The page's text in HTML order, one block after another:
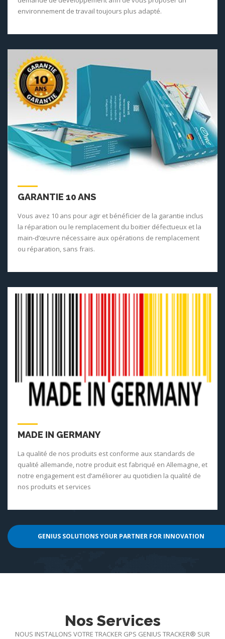
environnement de travail toujours plus adapté.
GARANTIE 10 ANS
Vous avez 10 ans pour agir et bénéficier de la garantie inclus
la réparation ou le remplacement du boitier défectueux et la
main-d’œuvre nécessaire aux opérations de remplacement
ou réparation, sans frais.
MADE IN GERMANY
La qualité de nos produits est conforme aux standards de
qualité allemande, notre produit est fabriqué en Allemagne, et
notre engagement est d‘améliorer au quotidien la qualité de
nos produits et services
GENIUS SOLUTIONS YOUR PARTNER FOR INNOVATION
Nos Services
NOUS INSTALLONS VOTRE TRACKER GPS GENIUS TRACKER® SUR